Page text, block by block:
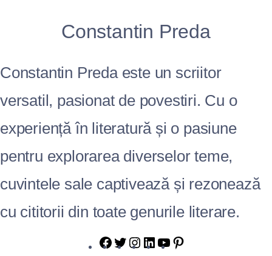
Constantin Preda
Constantin Preda este un scriitor
versatil, pasionat de povestiri. Cu o
experiență în literatură și o pasiune
pentru explorarea diverselor teme,
cuvintele sale captivează și rezonează
cu cititorii din toate genurile literare.